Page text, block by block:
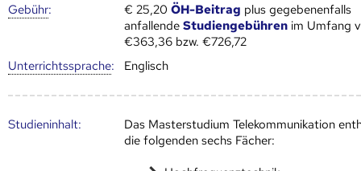
Gebühr: € 25,20ÖH-Beitrag plus gegebenenfalls
anfallendeStudiengebühren im Umfang
€363,36 bzw. €726,72
Unter­richts­sprache: Englisch
Studien­inhalt:
Das Masterstudium Telekommunikation
die folgenden sechs Fächer: